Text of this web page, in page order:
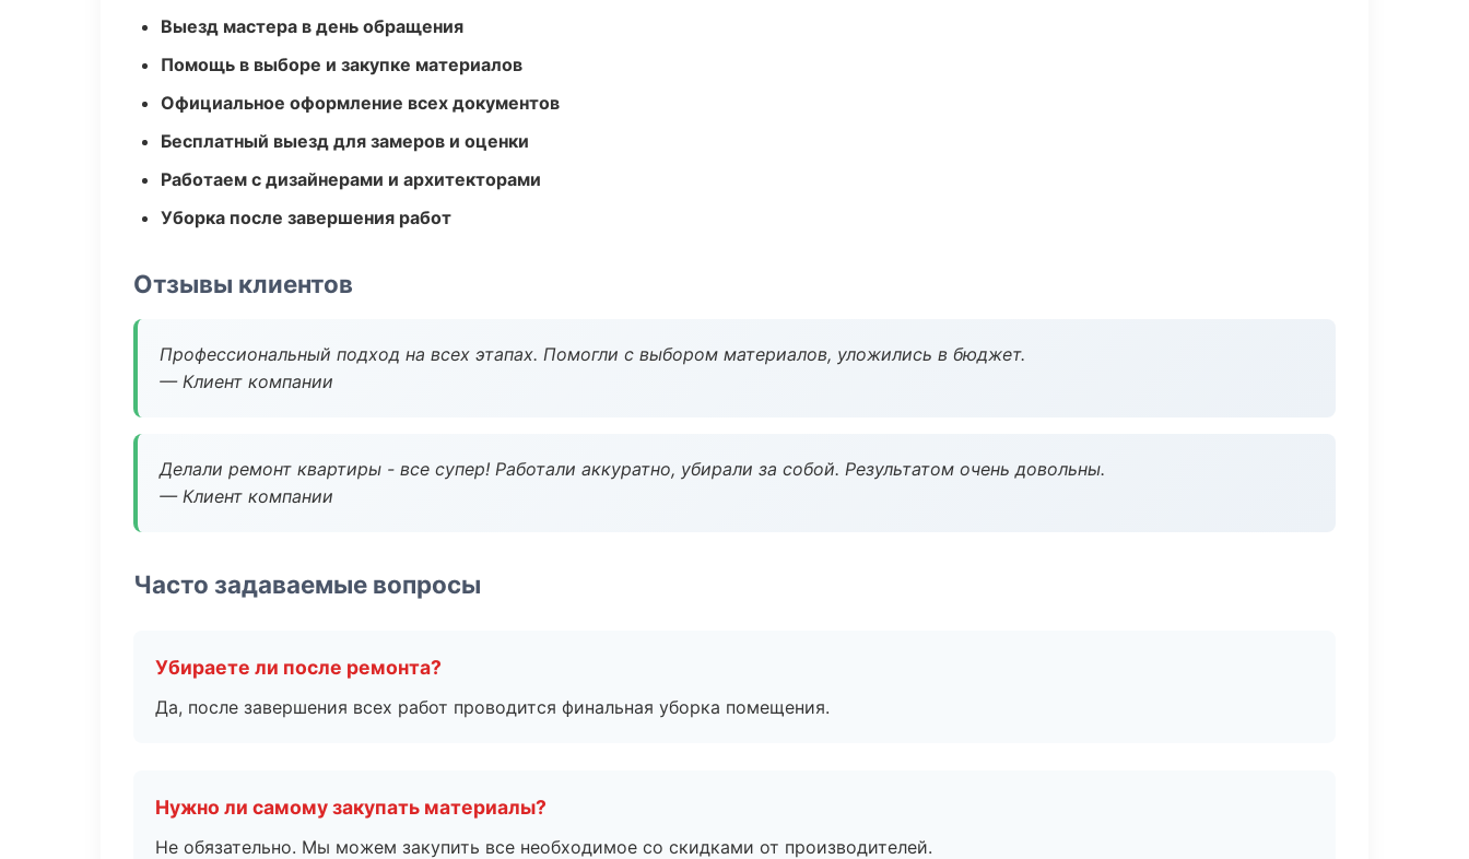
Выезд мастера в день обращения
Помощь в выборе и закупке материалов
Официальное оформление всех документов
Бесплатный выезд для замеров и оценки
Работаем с дизайнерами и архитекторами
Уборка после завершения работ
Отзывы клиентов
Профессиональный подход на всех этапах. Помогли с выбором материалов, уложились в бюджет.
— Клиент компании
Делали ремонт квартиры - все супер! Работали аккуратно, убирали за собой. Результатом очень довольны.
— Клиент компании
Часто задаваемые вопросы
Убираете ли после ремонта?
Да, после завершения всех работ проводится финальная уборка помещения.
Нужно ли самому закупать материалы?
Не обязательно. Мы можем закупить все необходимое со скидками от производителей.